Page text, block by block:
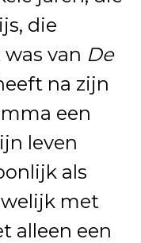
die
van De
na zijn
een
leven
als
met
alleen een